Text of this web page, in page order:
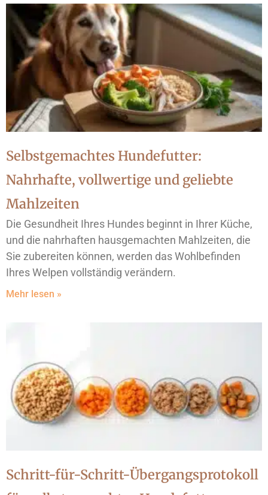
Selbstgemachtes Hundefutter:
Nahrhafte, vollwertige und geliebte
Mahlzeiten
Die Gesundheit Ihres Hundes beginnt in Ihrer Küche,
und die nahrhaften hausgemachten Mahlzeiten, die
Sie zubereiten können, werden das Wohlbefinden
Ihres Welpen vollständig verändern.
Mehr lesen »
Schritt-für-Schritt-Übergangsprotokoll